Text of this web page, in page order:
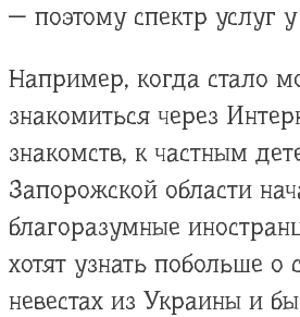
— поэтому спектр услуг
Например, когда стало
знакомиться через
знакомств, к частным
Запорожской области
благоразумные
хотят узнать побольше о
невестах из Украины и